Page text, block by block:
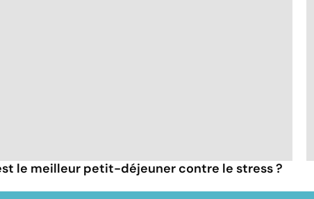
le meilleur petit-déjeuner contre le stress ?